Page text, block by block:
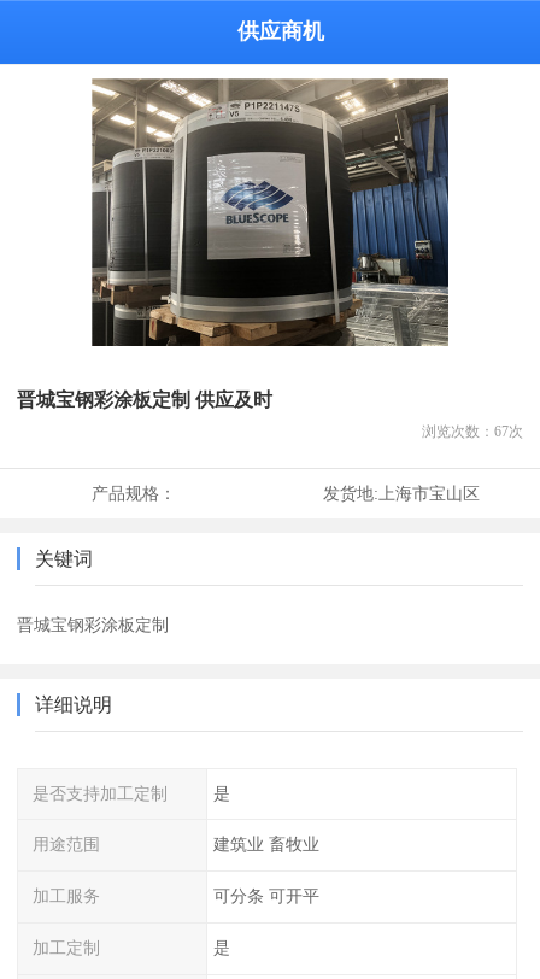
供应商机
晋城宝钢彩涂板定制 供应及时
浏览次数： 67次
产品规格： 发货地:上海市宝山区
关键词
晋城宝钢彩涂板定制
详细说明
是否支持加工定制 是
用途范围 建筑业 畜牧业
加工服务 可分条 可开平
加工定制 是